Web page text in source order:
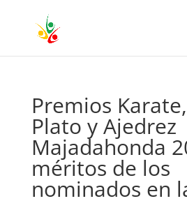
Premios
Plato y Ajedrez
Majadahonda
méritos de los
nominados en